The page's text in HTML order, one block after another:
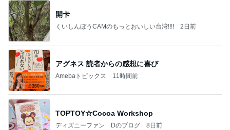
開卡
くいしんぼうCAMのもっとおいしい台湾!!!! 2日前
アグネス 読者からの感想に喜び
Amebaトピックス 11時間前
TOPTOY☆Cocoa Workshop
ディズニーファン Dのブログ 8日前